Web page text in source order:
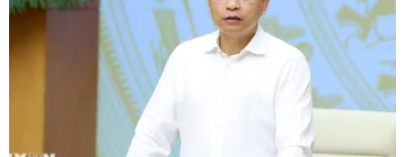
...nhưng họ không thể nào có thêm lần thứ 2 làm tung lưới
Navas.